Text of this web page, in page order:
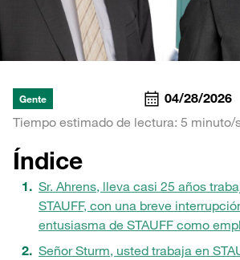
Gente 04/28/2026
Tiempo estimado de lectura: 5 minuto/
Índice
Sr. Ahrens, lleva casi 25 años
STAUFF, con una breve
entusiasma de STAUFF como
Señor Sturm, usted trabaja en